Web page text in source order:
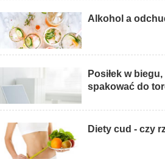
Alkohol a
Posiłek w
spakować do
Diety cud - czy